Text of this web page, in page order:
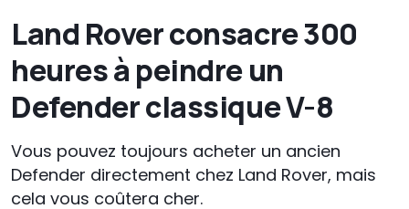
Land Rover consacre 300
heures à peindre un
Defender classique V-8
Vous pouvez toujours acheter un ancien
Defender directement chez Land Rover, mais
cela vous coûtera cher.